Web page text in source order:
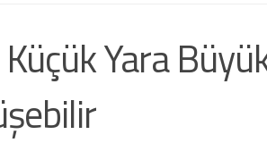
Küçük Yara